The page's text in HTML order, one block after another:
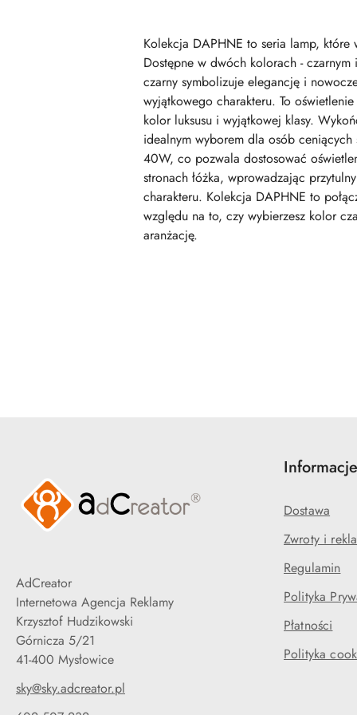
Kolekcja DAPHNE to seria lamp,
Dostępne w dwóch kolorach -
czarny symbolizuje elegancję i
wyjątkowego charakteru. To
kolor luksusu i wyjątkowej klasy.
idealnym wyborem dla osób
40W, co pozwala dostosować
stronach łóżka, wprowadzając
charakteru. Kolekcja DAPHNE to
względu na to, czy wybierzesz kolor
aranżację.
AdCreator
Internetowa Agencja Reklamy
Krzysztof Hudzikowski
Górnicza 5/21
41-400 Mysłowice
sky@sky.adcreator.pl
Informacje
Dostawa
Zwroty i
Regulamin
Polityka
Płatności
Polityka